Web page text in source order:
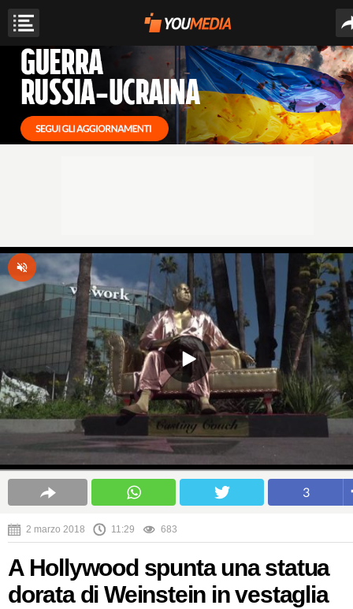
3
2 marzo 2018 11:29 683
A Hollywood spunta una statua
dorata di Weinstein in vestaglia